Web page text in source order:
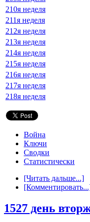
210я неделя
211я неделя
212я неделя
213я неделя
214я неделя
215я неделя
216я неделя
217я неделя
218я неделя
Война
Ключи
Сводки
Статистически
[Читать дальше...]
1527 день